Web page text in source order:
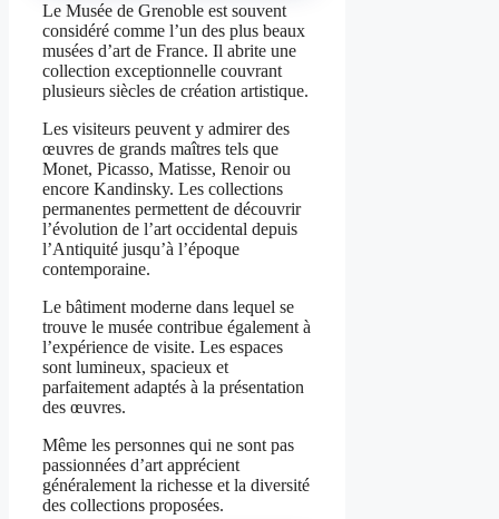
Le Musée de Grenoble est souvent
considéré comme l’un des plus beaux
musées d’art de France. Il abrite une
collection exceptionnelle couvrant
plusieurs siècles de création artistique.
Les visiteurs peuvent y admirer des
œuvres de grands maîtres tels que
Monet, Picasso, Matisse, Renoir ou
encore Kandinsky. Les collections
permanentes permettent de découvrir
l’évolution de l’art occidental depuis
l’Antiquité jusqu’à l’époque
contemporaine.
Le bâtiment moderne dans lequel se
trouve le musée contribue également à
l’expérience de visite. Les espaces
sont lumineux, spacieux et
parfaitement adaptés à la présentation
des œuvres.
Même les personnes qui ne sont pas
passionnées d’art apprécient
généralement la richesse et la diversité
des collections proposées.